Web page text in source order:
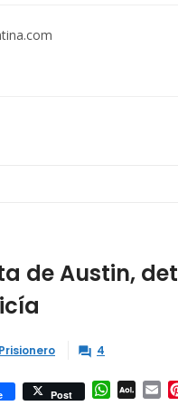
de Austin,
Prisionero  4
Post
AOL